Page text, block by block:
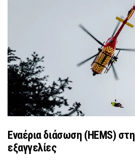
Εναέρια διάσωση (HEMS)
εξαγγελίες